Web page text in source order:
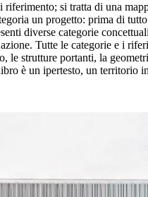
si tratta di una
un progetto: prima di
diverse categorie
Tutte le categorie e i
le strutture portanti, la
è un ipertesto, un territorio